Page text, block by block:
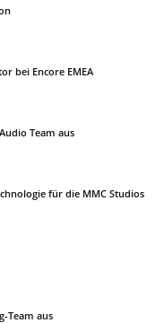
bei Encore EMEA
Team aus
für die MMC Studios
Team aus